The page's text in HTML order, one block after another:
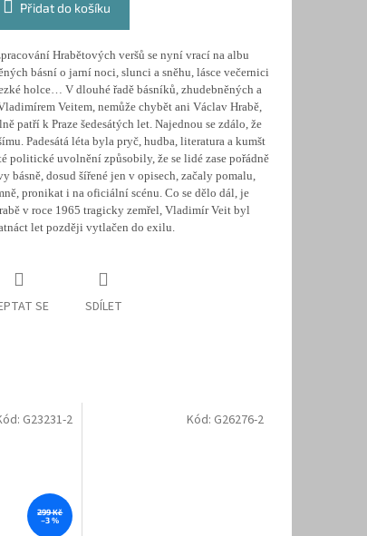
Přidat do košíku
Hrabětových veršů se nyní vrací na albu
básní o jarní noci, slunci a sněhu, lásce večernici
holce… V dlouhé řadě básníků, zhudebněných a
Veitem, nemůže chybět ani Václav Hrabě,
patří k Praze šedesátých let. Najednou se zdálo, že
Padesátá léta byla pryč, hudba, literatura a kumšt
politické uvolnění způsobily, že se lidé zase pořádně
básně, dosud šířené jen v opisech, začaly pomalu,
pronikat i na oficiální scénu. Co se dělo dál, je
v roce 1965 tragicky zemřel, Vladimír Veit byl
let později vytlačen do exilu.
SE SDÍLET
299 Kč
–3 %
G23231-2 Kód: G26276-2